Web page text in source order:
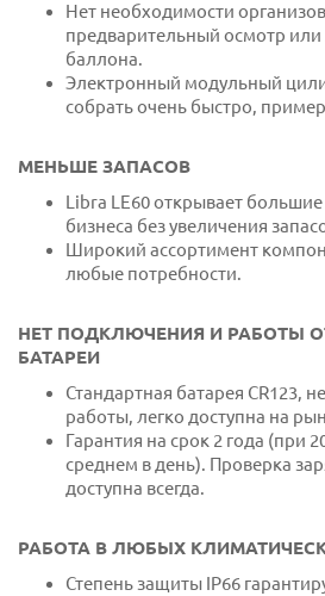
Нет необходимости
предварительный осмотр или
баллона.
Электронный модульный
собрать очень быстро,
МЕНЬШЕ ЗАПАСОВ
Libra LE60 открывает
бизнеса без увеличения
Широкий ассортимент
любые потребности.
НЕТ ПОДКЛЮЧЕНИЯ И РАБОТЫ
БАТАРЕИ
Стандартная батарея CR123,
работы, легко доступна на
Гарантия на срок 2 года (при
среднем в день). Проверка
доступна всегда.
РАБОТА В ЛЮБЫХ
Степень защиты IP66